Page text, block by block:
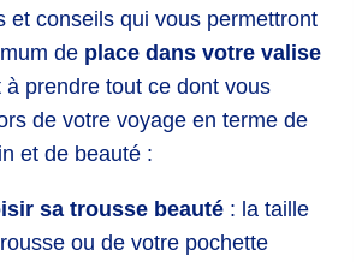
et conseils qui vous permettront
de place dans votre valise
prendre tout ce dont vous
de votre voyage en terme de
et de beauté :
sa trousse beauté : la taille
ou de votre pochette